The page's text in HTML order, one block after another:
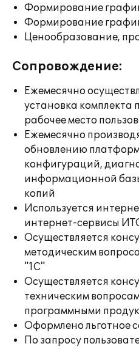
Формирование
Формирование
Ценообразование,
Сопровождение:
Ежемесячно
установка комплекта
рабочее место
Ежемесячно
обновлению
конфигураций,
информационной
копий
Используется
интернет-сервисы
Осуществляется
методическим
"1С"
Осуществляется
техническим
программными
Оформлено льготное
По запросу